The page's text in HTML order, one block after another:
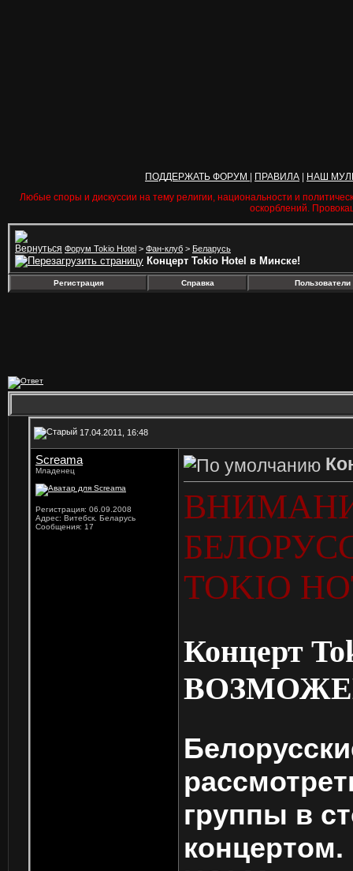
ПОДДЕРЖАТЬ ФОРУМ ПРАВИЛА
НАШ
Любые споры и дискуссии на тему религии, национальности и
оскорблений.
Форум Tokio Hotel > Фан-клуб > Беларусь
Концерт Tokio Hotel в Минске!
Регистрация Справка Пользователи
17.04.2011, 16:48
Screama
Младенец
Регистрация: 06.09.2008
Адрес: Витебск. Беларусь
Сообщения: 17
TOKIO
Концерт
группы в
концертом.